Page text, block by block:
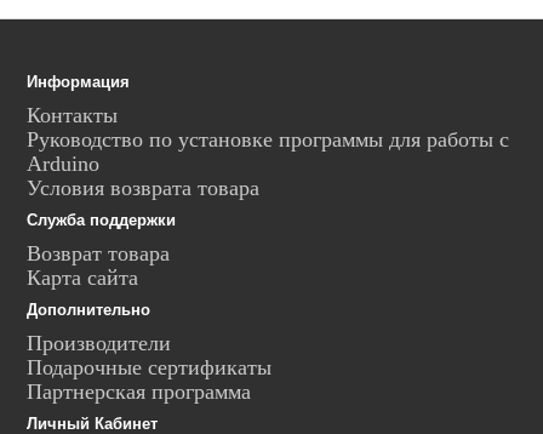
Информация
Контакты
Руководство по установке программы для работы с
Arduino
Условия возврата товара
Служба поддержки
Возврат товара
Карта сайта
Дополнительно
Производители
Подарочные сертификаты
Партнерская программа
Личный Кабинет